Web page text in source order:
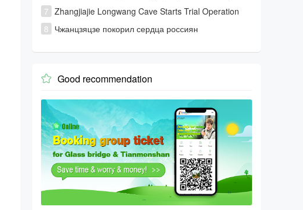
splendor
7 Zhangjiajie Longwang Cave Starts Trial Operation
8 Чжанцзяцзе покорил сердца россиян
 Good recommendation